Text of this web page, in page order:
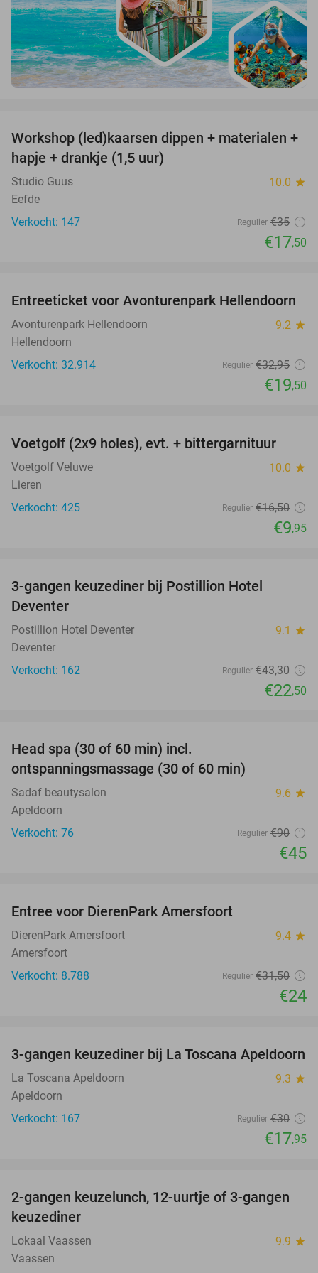
50%
Workshop (led)kaarsen dippen + materialen +
hapje + drankje (1,5 uur)
Studio Guus 10.0 star
Eefde
Verkocht: 147
Regulier €35
€17,50
41%
Entreeticket voor Avonturenpark Hellendoorn
Avonturenpark Hellendoorn 9.2 star
Hellendoorn
Verkocht: 32.914
Regulier €32,95
€19,50
40%
Voetgolf (2x9 holes), evt. + bittergarnituur
Voetgolf Veluwe 10.0 star
Lieren
Verkocht: 425
Regulier €16,50
€9,95
3-gangen keuzediner bij Postillion Hotel
Deventer
Postillion Hotel Deventer 9.1 star
Deventer
Verkocht: 162
Regulier €43,30
€22,50
Head spa (30 of 60 min) incl.
ontspanningsmassage (30 of 60 min)
Sadaf beautysalon 9.6 star
Apeldoorn
Verkocht: 76
Regulier €90
€45
Entree voor DierenPark Amersfoort
DierenPark Amersfoort 9.4 star
Amersfoort
Verkocht: 8.788
Regulier €31,50
€24
40%
3-gangen keuzediner bij La Toscana Apeldoorn
La Toscana Apeldoorn 9.3 star
Apeldoorn
Verkocht: 167
Regulier €30
€17,95
43%
2-gangen keuzelunch, 12-uurtje of 3-gangen
keuzediner
Lokaal Vaassen 9.9 star
Vaassen